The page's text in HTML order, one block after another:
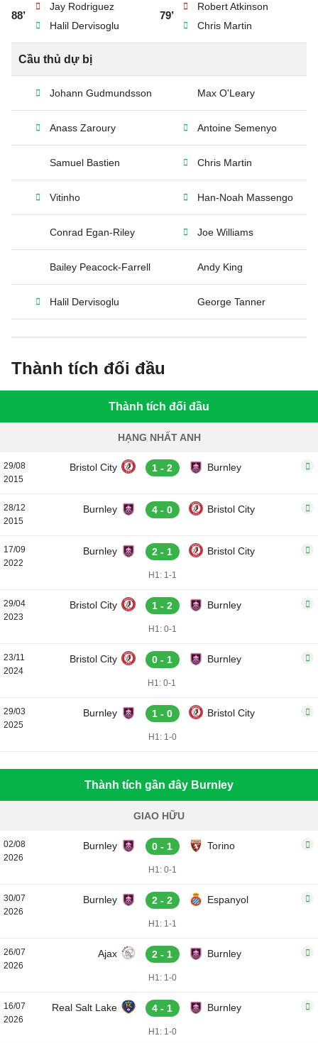
88’
Jay Rodriguez
Halil Dervisoglu
79’
Robert Atkinson
Chris Martin
Cầu thủ dự bị
Johann Gudmundsson Max O'Leary
Anass Zaroury Antoine Semenyo
Samuel Bastien Chris Martin
Vitinho Han-Noah Massengo
Conrad Egan-Riley Joe Williams
Bailey Peacock-Farrell Andy King
Halil Dervisoglu George Tanner
Thành tích đối đầu
Thành tích đối đầu
HẠNG NHẤT ANH
29/08
2015
Bristol City 1 - 2 Burnley
28/12
2015
Burnley 4 - 0 Bristol City
17/09
2022
Burnley 2 - 1 Bristol City
H1: 1-1
29/04
2023
Bristol City 1 - 2 Burnley
H1: 0-1
23/11
2024
Bristol City 0 - 1 Burnley
H1: 0-1
29/03
2025
Burnley 1 - 0 Bristol City
H1: 1-0
Thành tích gần đây Burnley
GIAO HỮU
02/08
2026
Burnley 0 - 1 Torino
H1: 0-1
30/07
2026
Burnley 2 - 2 Espanyol
H1: 1-1
26/07
2026
Ajax 2 - 1 Burnley
H1: 1-0
16/07
2026
Real Salt Lake 4 - 1 Burnley
H1: 1-0